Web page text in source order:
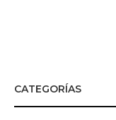
CATEGORÍAS